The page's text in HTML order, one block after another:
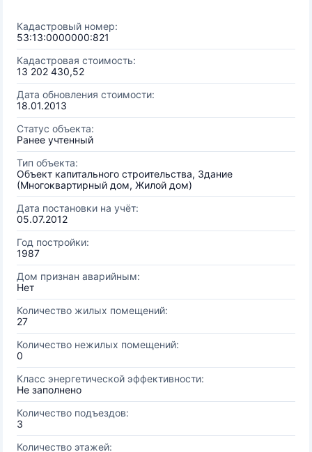
Кадастровый номер:
53:13:0000000:821
Кадастровая стоимость:
13 202 430,52
Дата обновления стоимости:
18.01.2013
Статус объекта:
Ранее учтенный
Тип объекта:
Объект капитального строительства, Здание
(Многоквартирный дом, Жилой дом)
Дата постановки на учёт:
05.07.2012
Год постройки:
1987
Дом признан аварийным:
Нет
Количество жилых помещений:
27
Количество нежилых помещений:
0
Класс энергетической эффективности:
Не заполнено
Количество подъездов:
3
Количество этажей: